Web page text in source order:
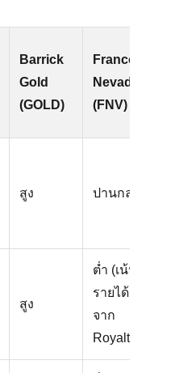
Barrick
Gold
(GOLD)
Franco-
Nevada
(FNV)
สูง ปานกลาง
สูง
ต่ำ (เน้น
รายได้
จาก
Royalty)